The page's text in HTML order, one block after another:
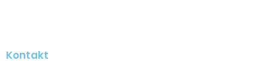
Kontakt